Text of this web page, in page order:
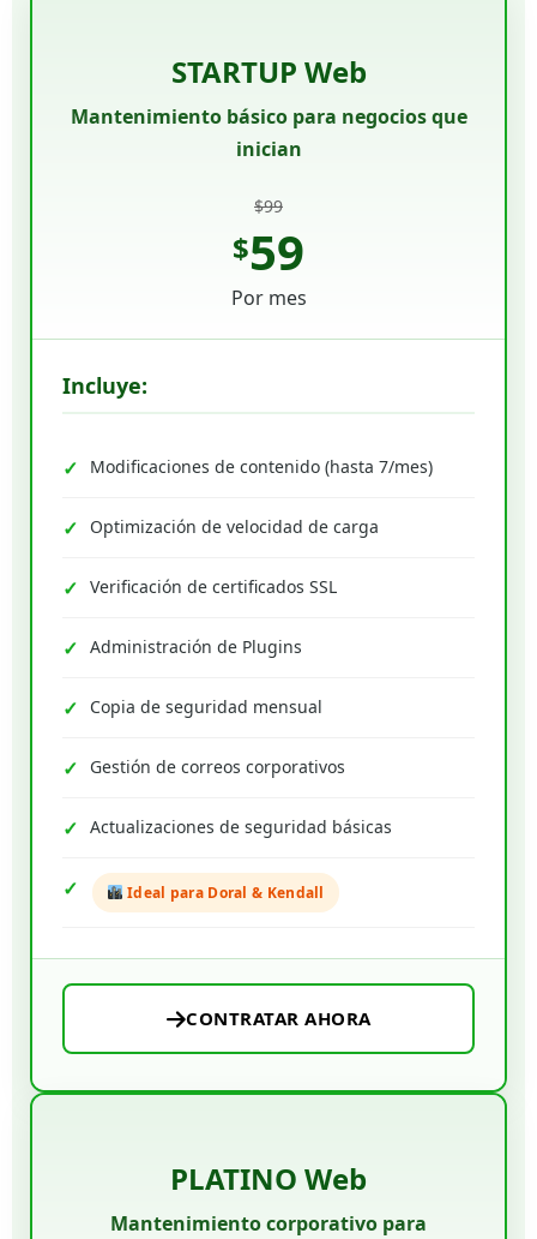
STARTUP Web
Mantenimiento básico para negocios que
inician
$99
$59
Por mes
Incluye:
Modificaciones de contenido (hasta 7/mes)
Optimización de velocidad de carga
Verificación de certificados SSL
Administración de Plugins
Copia de seguridad mensual
Gestión de correos corporativos
Actualizaciones de seguridad básicas
Ideal para Doral & Kendall
CONTRATAR AHORA
PLATINO Web
Mantenimiento corporativo para